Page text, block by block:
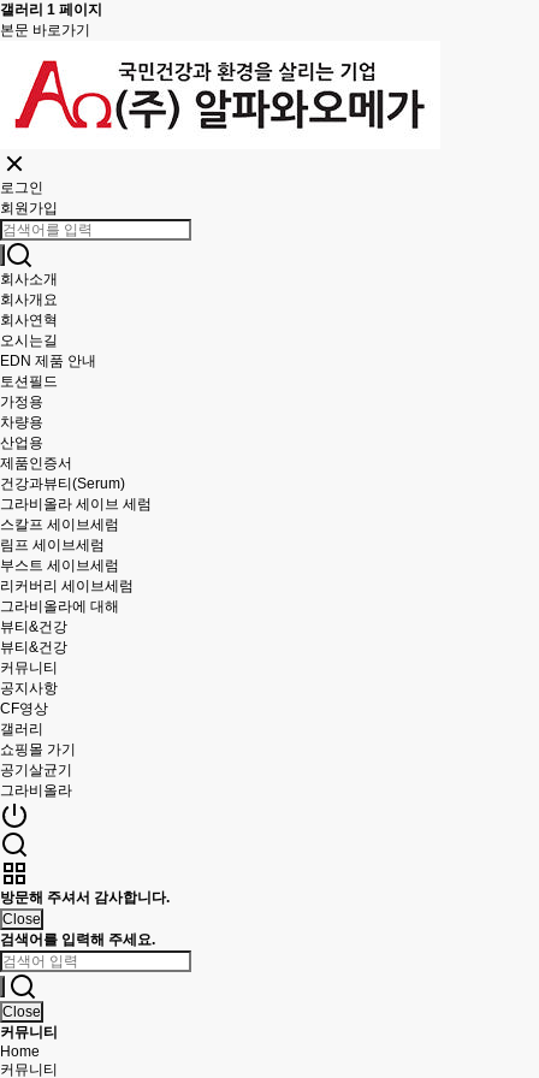
갤러리 1 페이지
본문 바로가기
로그인
회원가입
회사소개
회사개요
회사연혁
오시는길
EDN 제품 안내
토션필드
가정용
차량용
산업용
제품인증서
건강과뷰티(Serum)
그라비올라 세이브 세럼
스칼프 세이브세럼
림프 세이브세럼
부스트 세이브세럼
리커버리 세이브세럼
그라비올라에 대해
뷰티&건강
뷰티&건강
커뮤니티
공지사항
CF영상
갤러리
쇼핑몰 가기
공기살균기
그라비올라
방문해 주셔서 감사합니다.
Close
검색어를 입력해 주세요.
Close
커뮤니티
Home
커뮤니티